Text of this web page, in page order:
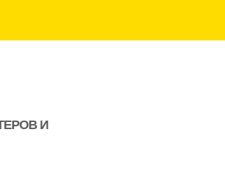
И